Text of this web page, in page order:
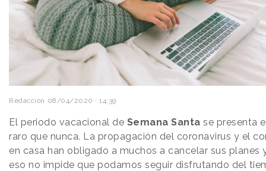
Redacción 08/04/2020 · 14:39
El periodo vacacional de Semana Santa se presenta
raro que nunca. La propagación del coronavirus y el
en casa han obligado a muchos a cancelar sus planes
eso no impide que podamos seguir disfrutando del